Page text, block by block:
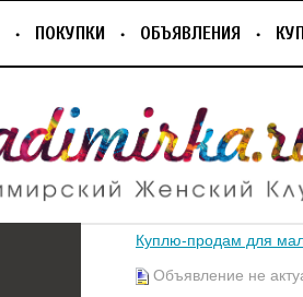
ПОКУПКИ ОБЪЯВЛЕНИЯ
Куплю-продам для
Объявление не